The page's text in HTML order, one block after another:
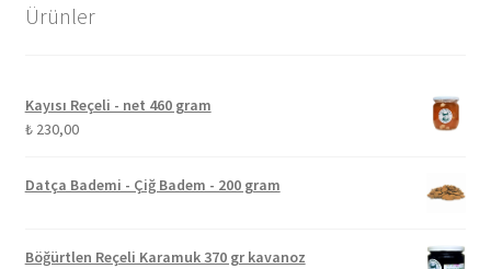
Ürünler
Kayısı Reçeli - net 460 gram
₺230,00
Datça Bademi - Çiğ Badem - 200 gram
Böğürtlen Reçeli Karamuk 370 gr kavanoz